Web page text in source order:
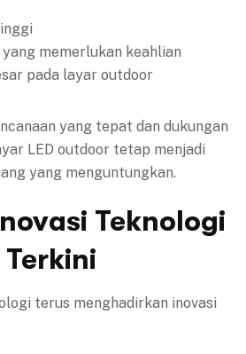
memerlukan keahlian
pada layar outdoor
yang tepat dan dukungan
LED outdoor tetap menjadi
yang menguntungkan.
Teknologi
Terkini
terus menghadirkan inovasi